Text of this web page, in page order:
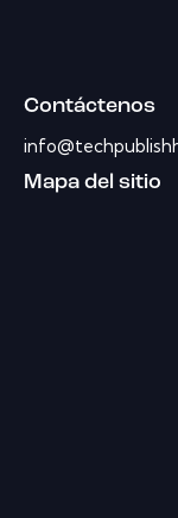
Contáctenos
Mapa del sitio